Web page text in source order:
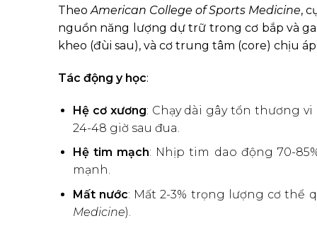
TheoAmerican College of Sports Medicine,
nguồn năng lượng dự trữ trong cơ bắp và
kheo (đùi sau), và cơ trung tâm (core) chịu
Tác động y học:
Hệ cơ xương: Chạy dài gây tổn thương
24-48 giờ sau đua.
Hệ tim mạch: Nhịp tim dao động 70-
mạnh.
Mất nước: Mất 2-3% trọng lượng cơ thể
Medicine).